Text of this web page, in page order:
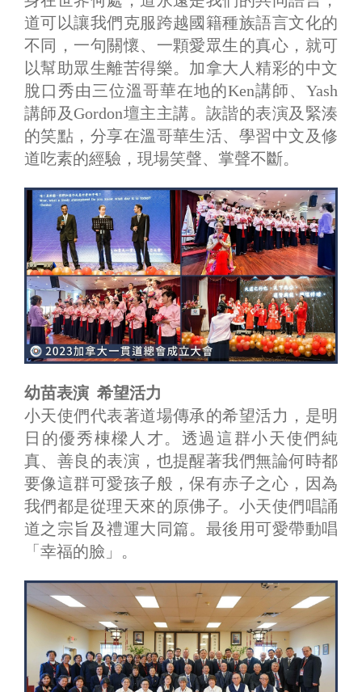
道可以讓我們克服跨越國籍種族語言文化的
不同，一句關懷、一顆愛眾生的真心，就可
以幫助眾生離苦得樂。加拿大人精彩的中文
脫口秀由三位溫哥華在地的Ken講師、Yash
講師及Gordon壇主主講。詼諧的表演及緊湊
的笑點，分享在溫哥華生活、學習中文及修
道吃素的經驗，現場笑聲、掌聲不斷。
幼苗表演 希望活力
小天使們代表著道場傳承的希望活力，是明
日的優秀棟樑人才。透過這群小天使們純
真、善良的表演，也提醒著我們無論何時都
要像這群可愛孩子般，保有赤子之心，因為
我們都是從理天來的原佛子。小天使們唱誦
道之宗旨及禮運大同篇。最後用可愛帶動唱
「幸福的臉」。